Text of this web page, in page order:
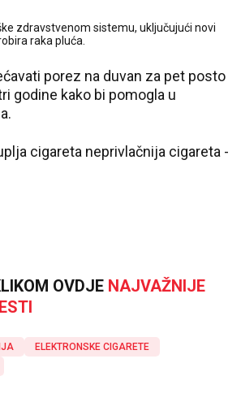
zdravstvenom sistemu, uključujući novi
raka pluća.
porez na duvan za pet posto
godine kako bi pomogla u
cigareta neprivlačnija cigareta -
OVDJE NAJVAŽNIJE
ELEKTRONSKE CIGARETE